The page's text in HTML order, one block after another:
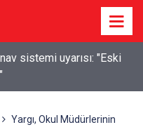
sistemi uyarısı: "Eski
Yargı, Okul Müdürlerinin